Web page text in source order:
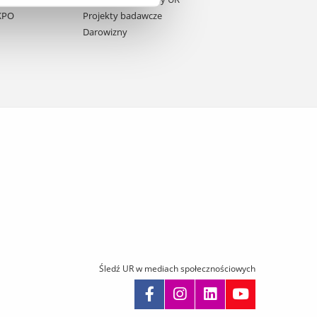
Projekty badawcze
Darowizny
Śledź UR w mediach społecznościowych